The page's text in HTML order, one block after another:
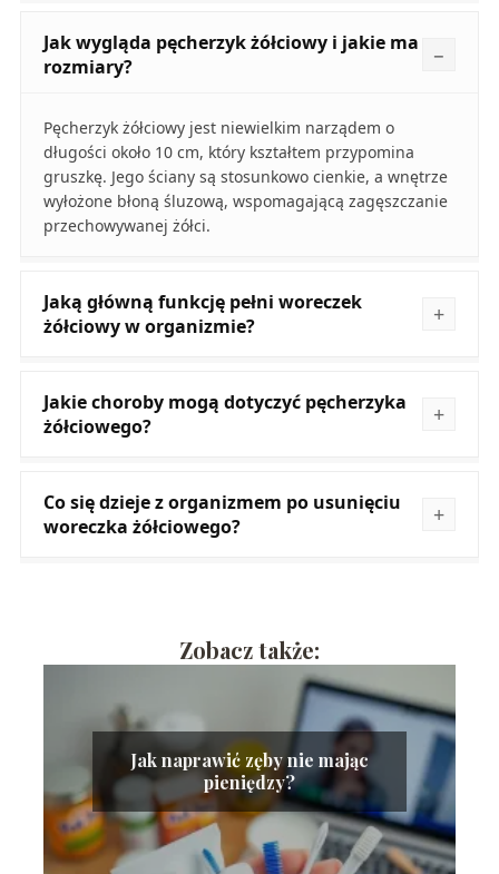
Jak wygląda pęcherzyk żółciowy i jakie ma
rozmiary?
Pęcherzyk żółciowy jest niewielkim narządem o
długości około 10 cm, który kształtem przypomina
gruszkę. Jego ściany są stosunkowo cienkie, a wnętrze
wyłożone błoną śluzową, wspomagającą zagęszczanie
przechowywanej żółci.
Jaką główną funkcję pełni woreczek
żółciowy w organizmie?
Jakie choroby mogą dotyczyć pęcherzyka
żółciowego?
Co się dzieje z organizmem po usunięciu
woreczka żółciowego?
Zobacz także:
Jak naprawić zęby nie mając
pieniędzy?